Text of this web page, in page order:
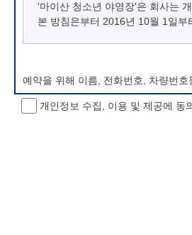
'마이산 청소년 야영장'은 회사는
본 방침은부터 2016년 10월 1일부
예약을 위해 이름, 전화번호, 차량번
개인정보 처리방침 변경
개인정보 수집, 이용 및 제공에 동